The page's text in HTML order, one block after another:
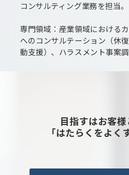
コンサルティング業務を担当。
専門領域：産業領域における
へのコンサルテーション（休
動支援）、ハラスメント事案
目指すはお客
「はたらくをよく